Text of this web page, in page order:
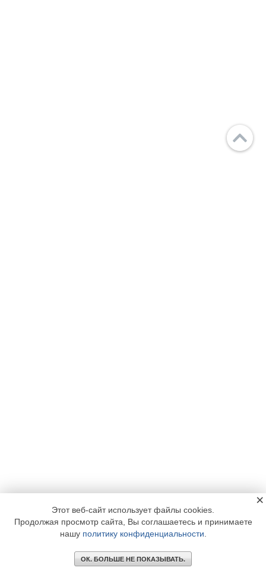
Этот веб-сайт использует файлы cookies.
Продолжая просмотр сайта, Вы соглашаетесь и принимаете
нашу политику конфиденциальности
ОК. БОЛЬШЕ НЕ ПОКАЗЫВАТЬ.
×